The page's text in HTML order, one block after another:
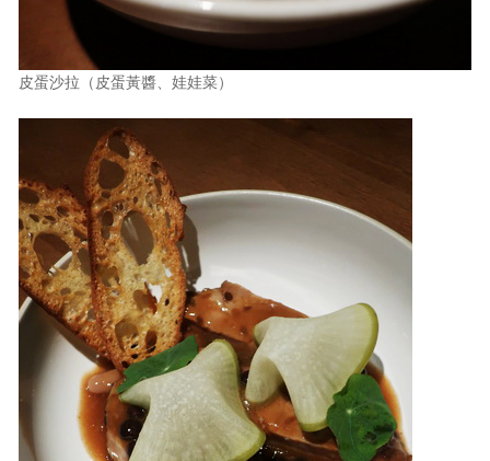
皮蛋沙拉（皮蛋黃醬、娃娃菜）